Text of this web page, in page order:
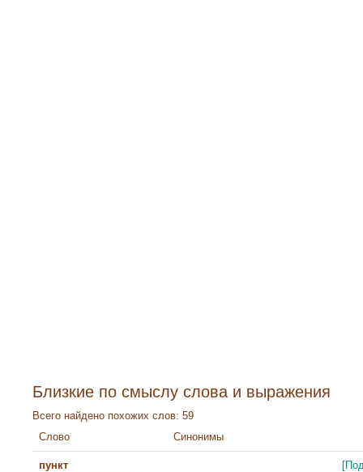
Близкие по смыслу слова и выражения
Всего найдено похожих слов: 59
Слово
Синонимы
пункт